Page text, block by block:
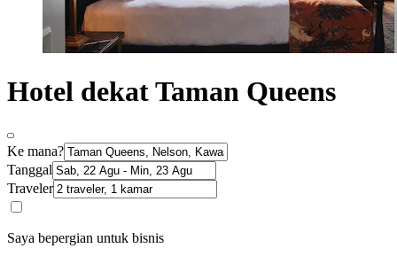
Hotel dekat Taman Queens
Ke mana?
Tanggal
Traveler
Saya bepergian untuk bisnis